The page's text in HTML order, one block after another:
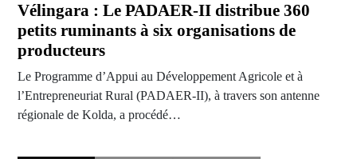
Vélingara : Le PADAER-II distribue 360
petits ruminants à six organisations de
producteurs
Le Programme d’Appui au Développement Agricole et à
l’Entrepreneuriat Rural (PADAER-II), à travers son antenne
régionale de Kolda, a procédé…